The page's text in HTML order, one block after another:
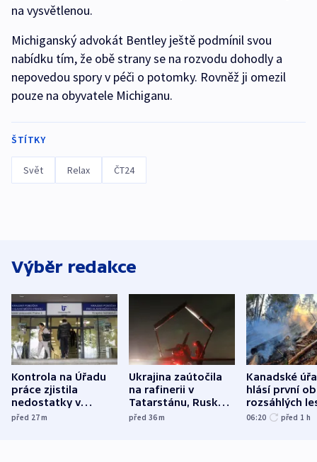
na vysvětlenou.
Michiganský advokát Bentley ještě podmínil svou
nabídku tím, že obě strany se na rozvodu dohodly a
nepovedou spory v péči o potomky. Rovněž ji omezil
pouze na obyvatele Michiganu.
ŠTÍTKY
Svět Relax ČT24
Výběr redakce
Kontrola na Úřadu
práce zjistila
nedostatky v
účetnictví za 5,6
před 27m
Ukrajina zaútočila
na rafinerii v
Tatarstánu, Rusko
bombardovalo
před 36m
Kanadské
hlásí první
rozsáhlých
požárů
06:20 před 1 h